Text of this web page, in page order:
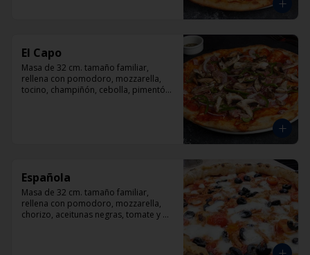
El Capo
Masa de 32 cm. tamaño familiar,
rellena con pomodoro, mozzarella,
tocino, champiñón, cebolla, pimentón,
Española
Masa de 32 cm. tamaño familiar,
rellena con pomodoro, mozzarella,
chorizo, aceitunas negras, tomate y